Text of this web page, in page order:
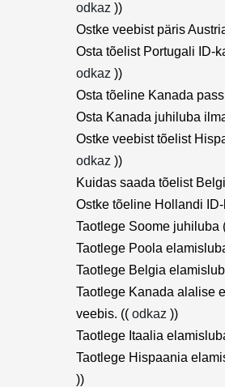
odkaz ))
Ostke veebist päris
Osta tõelist Portugali ID-
odkaz ))
Osta tõeline Kanada
Osta Kanada juhiluba
Ostke veebist tõelist
odkaz ))
Kuidas saada tõelist
Ostke tõeline Hollandi
Taotlege Soome juhiluba
Taotlege Poola
Taotlege Belgia
Taotlege Kanada alalise
veebis. (( odkaz ))
Taotlege Itaalia
Taotlege Hispaania
))